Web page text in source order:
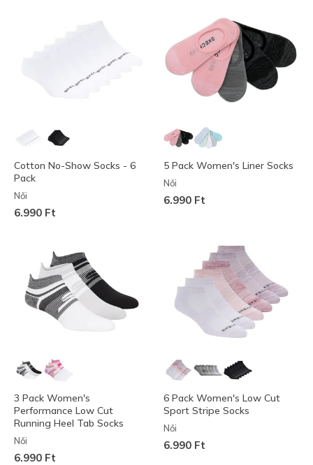
Cotton No-Show Socks - 6
Pack
Női
6.990 Ft
5 Pack Women's Liner Socks
Női
6.990 Ft
3 Pack Women's
Performance Low Cut
Running Heel Tab Socks
Női
6.990 Ft
6 Pack Women's Low Cut
Sport Stripe Socks
Női
6.990 Ft